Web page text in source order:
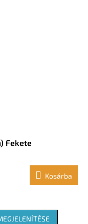
Fekete
Kosárba